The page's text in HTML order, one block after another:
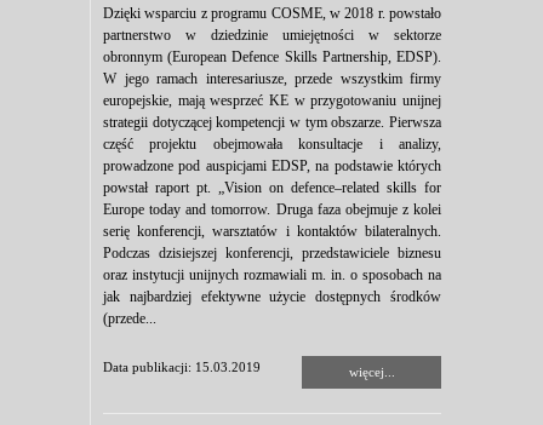
Dzięki wsparciu z programu COSME, w 2018 r. powstało
partnerstwo w dziedzinie umiejętności w sektorze
obronnym (European Defence Skills Partnership, EDSP).
W jego ramach interesariusze, przede wszystkim firmy
europejskie, mają wesprzeć KE w przygotowaniu unijnej
strategii dotyczącej kompetencji w tym obszarze. Pierwsza
część projektu obejmowała konsultacje i analizy,
prowadzone pod auspicjami EDSP, na podstawie których
powstał raport pt. „Vision on defence–related skills for
Europe today and tomorrow. Druga faza obejmuje z kolei
serię konferencji, warsztatów i kontaktów bilateralnych.
Podczas dzisiejszej konferencji, przedstawiciele biznesu
oraz instytucji unijnych rozmawiali m. in. o sposobach na
jak najbardziej efektywne użycie dostępnych środków
(przede...
Data publikacji: 15.03.2019 więcej...